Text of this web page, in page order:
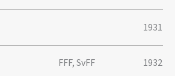
1931
FFF, SvFF 1932